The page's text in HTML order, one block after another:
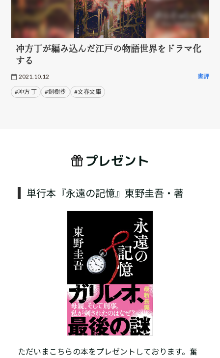
冲方丁が編み込んだ江戸の物語世界をドラマ化
する
2021.10.12 書評
#冲方 丁 #剣樹抄 #文春文庫
プレゼント
単行本『永遠の記憶』東野圭吾・著
ただいまこちらの本をプレゼントしております。奮